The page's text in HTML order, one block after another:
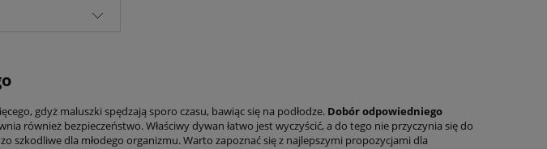
gdyż maluszki spędzają sporo czasu, bawiąc się na podłodze. Dobór odpowiedniego
również bezpieczeństwo. Właściwy dywan łatwo jest wyczyścić, a do tego nie przyczynia się do
szkodliwe dla młodego organizmu. Warto zapoznać się z najlepszymi propozycjami dla